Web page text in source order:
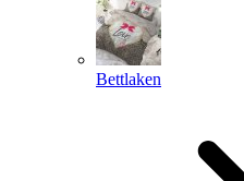
Bettlaken